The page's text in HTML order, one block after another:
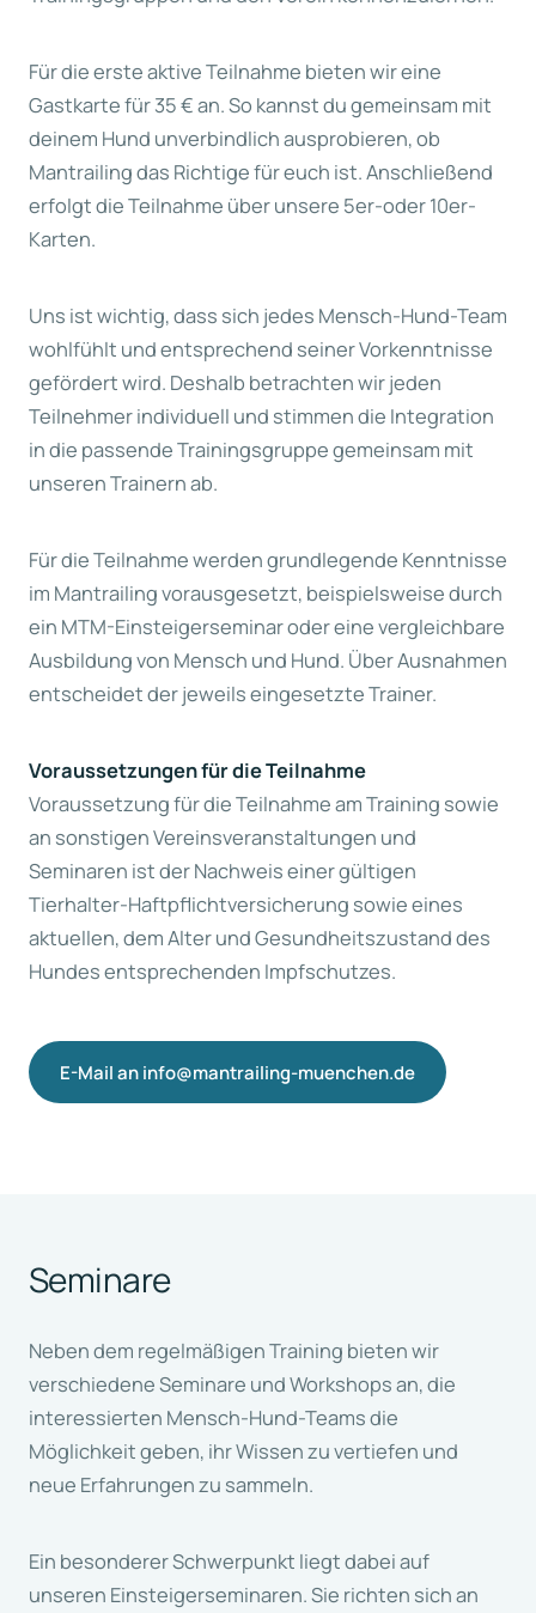
Für die erste aktive Teilnahme bieten wir eine
Gastkarte für 35 € an. So kannst du gemeinsam mit
deinem Hund unverbindlich ausprobieren, ob
Mantrailing das Richtige für euch ist. Anschließend
erfolgt die Teilnahme über unsere 5er-oder 10er-
Karten.
Uns ist wichtig, dass sich jedes Mensch-Hund-Team
wohlfühlt und entsprechend seiner Vorkenntnisse
gefördert wird. Deshalb betrachten wir jeden
Teilnehmer individuell und stimmen die Integration
in die passende Trainingsgruppe gemeinsam mit
unseren Trainern ab.
Für die Teilnahme werden grundlegende Kenntnisse
im Mantrailing vorausgesetzt, beispielsweise durch
ein MTM-Einsteigerseminar oder eine vergleichbare
Ausbildung von Mensch und Hund. Über Ausnahmen
entscheidet der jeweils eingesetzte Trainer.
Voraussetzungen für die Teilnahme
Voraussetzung für die Teilnahme am Training sowie
an sonstigen Vereinsveranstaltungen und
Seminaren ist der Nachweis einer gültigen
Tierhalter-Haftpflichtversicherung sowie eines
aktuellen, dem Alter und Gesundheitszustand des
Hundes entsprechenden Impfschutzes.
E-Mail an info@mantrailing-muenchen.de
Seminare
Neben dem regelmäßigen Training bieten wir
verschiedene Seminare und Workshops an, die
interessierten Mensch-Hund-Teams die
Möglichkeit geben, ihr Wissen zu vertiefen und
neue Erfahrungen zu sammeln.
Ein besonderer Schwerpunkt liegt dabei auf
unseren Einsteigerseminaren. Sie richten sich an